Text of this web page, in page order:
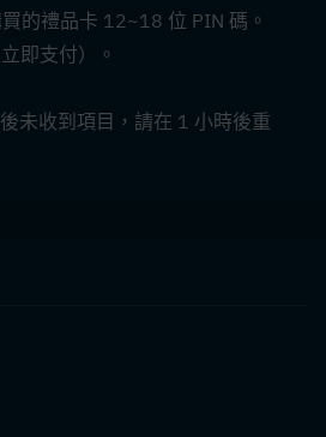
的禮品卡 12~18 位 PIN 碼。
即支付）。
未收到項目，請在 1 小時後重